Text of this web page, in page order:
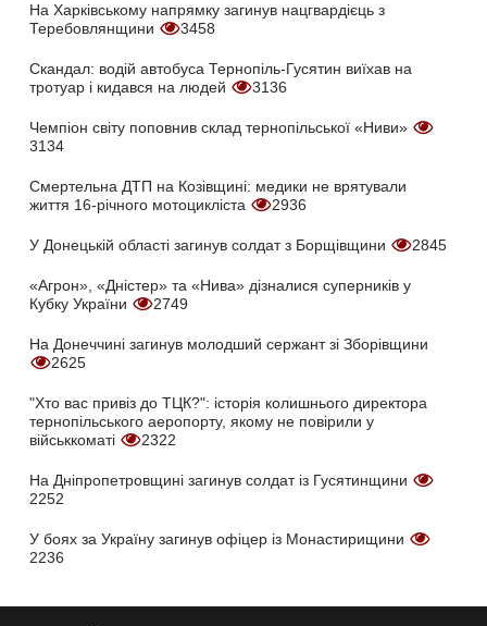
На Харківському напрямку загинув нацгвардієць з
Теребовлянщини
3458
Скандал: водій автобуса Тернопіль-Гусятин виїхав на
тротуар і кидався на людей
3136
Чемпіон світу поповнив склад тернопільської «Ниви»
3134
Смертельна ДТП на Козівщині: медики не врятували
життя 16-річного мотоцикліста
2936
У Донецькій області загинув солдат з Борщівщини 2845
«Агрон», «Дністер» та «Нива» дізналися суперників у
Кубку України
2749
На Донеччині загинув молодший сержант зі Зборівщини
2625
"Хто вас привіз до ТЦК?": історія колишнього директора
тернопільського аеропорту, якому не повірили у
військкоматі
2322
На Дніпропетровщині загинув солдат із Гусятинщини
2252
У боях за Україну загинув офіцер із Монастирищини
2236